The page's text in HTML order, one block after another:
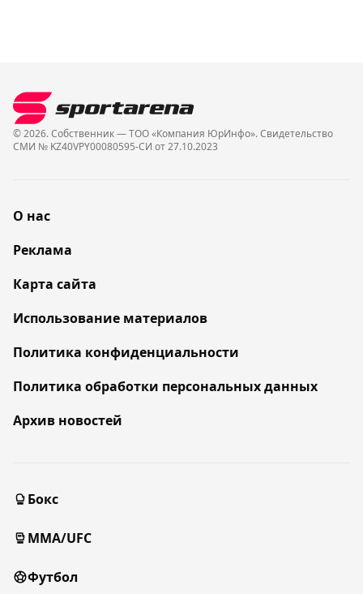
© 2026. Собственник — ТОО «Компания ЮрИнфо». Cвидетельство
СМИ № KZ40VPY00080595-СИ от 27.10.2023
О нас
Реклама
Карта сайта
Использование материалов
Политика конфиденциальности
Политика обработки персональных данных
Архив новостей
Бокс
MMA/UFC
Футбол